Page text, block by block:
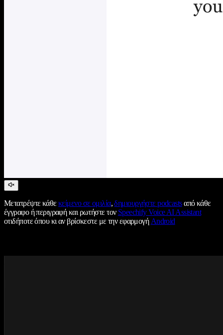
Μετατρέψτε κάθεκείμενο σε ομιλία,δημιουργήστε podcastsαπό κάθε
έγγραφο ή περιγραφή και ρωτήστε τον Speechify Voice AI Assistant
οτιδήποτε όπου κι αν βρίσκεστε με την εφαρμογήAndroid